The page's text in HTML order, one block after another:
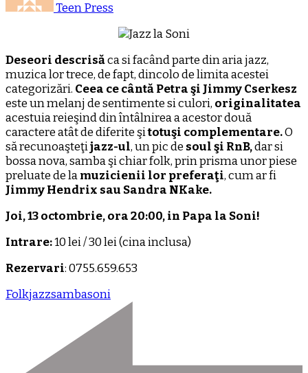
Teen Press
Deseori descrisăca si facând parte din aria jazz,
muzica lor trece, de fapt, dincolo de limita acestei
categorizări. Ceea ce cântă Petra şi Jimmy Cserkesz
este un melanj de sentimente si culori, originalitatea
acestuia reieşind din întâlnirea a acestor două
caractere atât de diferite şitotuşi complementare.O
să recunoaşteţijazz-ul, un pic de soul şi RnB,dar si
bossa nova, samba şi chiar folk, prin prisma unor piese
preluate de lamuzicienii lor preferaţi, cum ar fi
Jimmy Hendrix sau Sandra NKake.
Joi, 13 octombrie, ora 20:00, in Papa la Soni!
Intrare:10 lei / 30 lei (cina inclusa)
Rezervari: 0755.659.653
Folkjazzsambasoni